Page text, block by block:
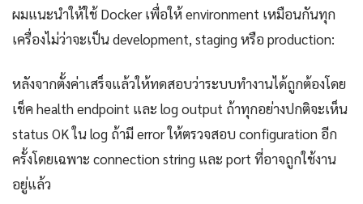
ผมแนะนำให้ใช้ Docker เพื่อให้ environment เหมือนกันทุก
เครื่องไม่ว่าจะเป็น development, staging หรือ production:
หลังจากตั้งค่าเสร็จแล้วให้ทดสอบว่าระบบทำงานได้ถูกต้องโดย
เช็ค health endpoint และ log output ถ้าทุกอย่างปกติจะเห็น
status OK ใน log ถ้ามี error ให้ตรวจสอบ configuration อีก
ครั้งโดยเฉพาะ connection string และ port ที่อาจถูกใช้งาน
อยู่แล้ว